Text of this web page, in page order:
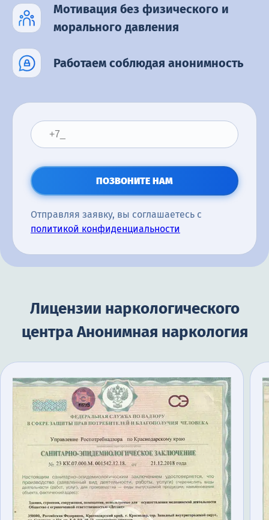
Мотивация без физического и
морального давления
Работаем соблюдая анонимность
ПОЗВОНИТЕ НАМ
Отправляя заявку, вы соглашаетесь с
политикой конфиденциальности
Лицензии наркологического
центра Анонимная наркология